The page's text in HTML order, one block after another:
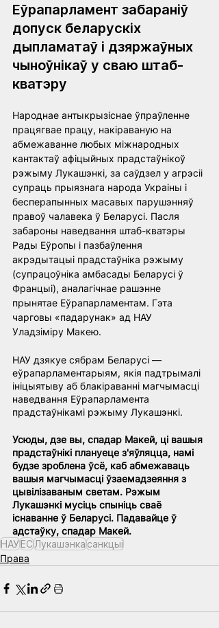
Еўрапарламент забараніў
допуск беларускіх
дыпламатаў і дзяржаўных
чыноўнікаў у сваю штаб-
кватэру
Народнае антыкрызіснае ўпраўленне
працягвае працу, накіраваную на
абмежаванне любых міжнародных
кантактаў афіцыйных прадстаўнікоў
рэжыму Лукашэнкі, за саўдзел у агрэсіі
супраць прыязнага народа Украіны і
бесперапынных масавых парушэнняў
правоў чалавека ў Беларусі. Пасля
забароны наведвання штаб-кватэры
Рады Еўропы і пазбаўлення
акрэдытацыі прадстаўніка рэжыму
(супрацоўніка амбасады Беларусі ў
Францыі), аналагічнае рашэнне
прынятае Еўрапарламентам. Гэта
чарговы «падарунак» ад НАУ
Уладзіміру Макею.
НАУ дзякуе сябрам Беларусі —
еўрапарламентарыям, якія падтрымалі
ініцыятыву аб блакіраванні магчымасці
наведвання Еўрапарламента
прадстаўнікамі рэжыму Лукашэнкі.
Усюды, дзе вы, спадар Макей, ці вашыя
прадстаўнікі плануеце з'яўляцца, намі
будзе зроблена ўсё, каб абмежаваць
вашыя магчымасці ўзаемадзеяння з
цывілізаваным светам. Рэжым
Лукашэнкі мусіць спыніць сваё
існаванне ў Беларусі. Падавайце ў
адстаўку, спадар Макей.
НАУЕСЛукашэнкасанкцыi
Права